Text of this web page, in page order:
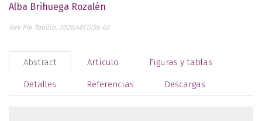
Alba Brihuega Rozalén
Rev Pie Tobillo. 2026;40(1):56-63
Abstract Artículo Figuras y tablas
Detalles Referencias Descargas